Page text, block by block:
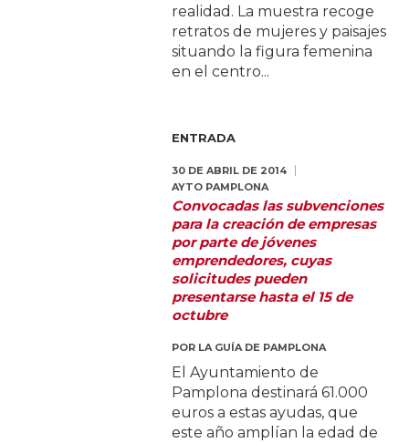
realidad. La muestra recoge
retratos de mujeres y paisajes
situando la figura femenina
en el centro...
ENTRADA
30 DE ABRIL DE 2014
AYTO PAMPLONA
Convocadas las subvenciones
para la creación de empresas
por parte de jóvenes
emprendedores, cuyas
solicitudes pueden
presentarse hasta el 15 de
octubre
POR LA GUÍA DE PAMPLONA
El Ayuntamiento de
Pamplona destinará 61.000
euros a estas ayudas, que
este año amplían la edad de